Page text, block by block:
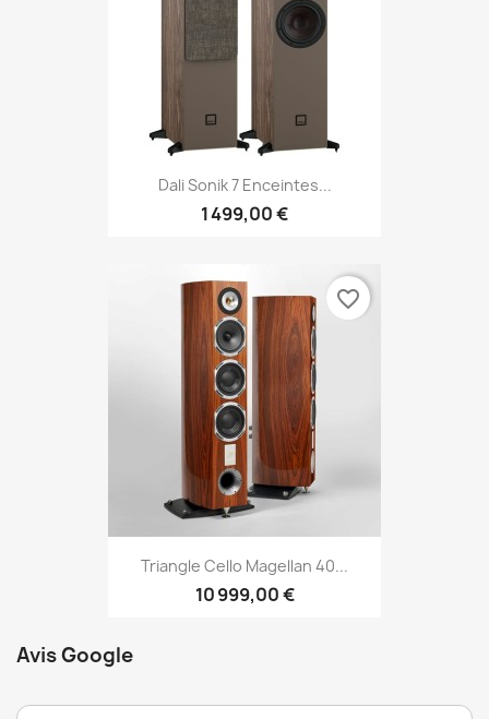
Dali Sonik 7 Enceintes...
1 499,00 €
Triangle Cello Magellan 40...
10 999,00 €
favorite_border
Avis Google